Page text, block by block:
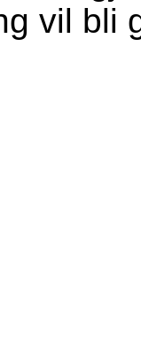
vil bli